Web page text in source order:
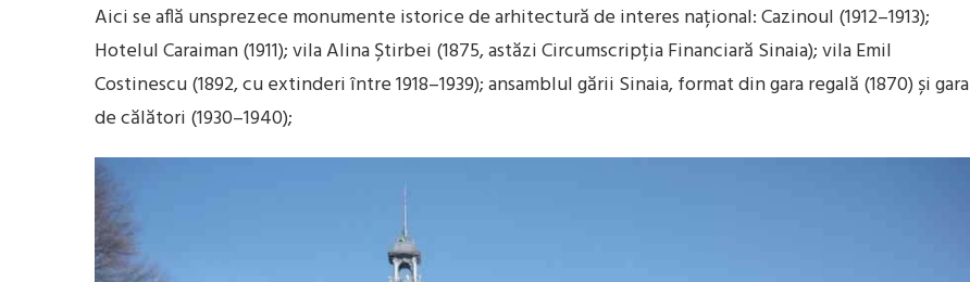
Aici se află unsprezece monumente istorice de arhitectură de interes național: Cazinoul (1912–1913);
Hotelul Caraiman (1911); vila Alina Știrbei (1875, astăzi Circumscripția Financiară Sinaia); vila Emil
Costinescu (1892, cu extinderi între 1918–1939); ansamblul gării Sinaia, format din gara regală (1870) și gara
de călători (1930–1940);